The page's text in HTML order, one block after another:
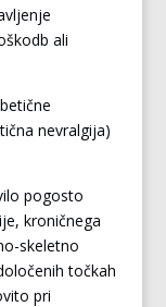
ali
nevralgija)
pogosto
kroničnega
skeletno
točkah
pri